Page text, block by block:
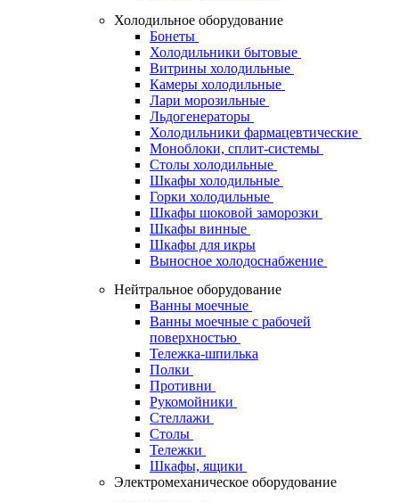
Холодильное оборудование
Бонеты
Холодильники бытовые
Витрины холодильные
Камеры холодильные
Лари морозильные
Льдогенераторы
Холодильники фармацевтические
Моноблоки, сплит-системы
Столы холодильные
Шкафы холодильные
Горки холодильные
Шкафы шоковой заморозки
Шкафы винные
Шкафы для икры
Выносное холодоснабжение
Нейтральное оборудование
Ванны моечные
Ванны моечные с рабочей
поверхностью
Тележка-шпилька
Полки
Противни
Рукомойники
Стеллажи
Столы
Тележки
Шкафы, ящики
Электромеханическое оборудование